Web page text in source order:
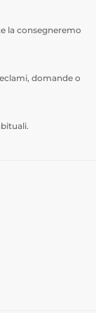
la consegneremo
domande o